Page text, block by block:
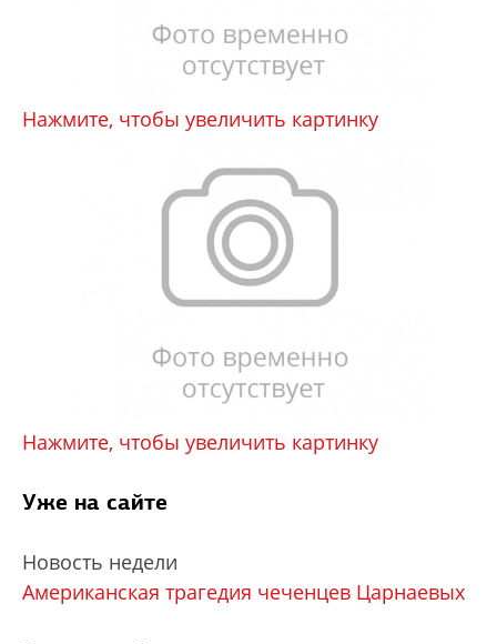
Нажмите, чтобы увеличить картинку
Нажмите, чтобы увеличить картинку
Уже на сайте
Новость недели
Американская трагедия чеченцев Царнаевых